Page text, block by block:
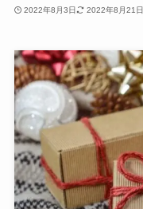
2022年8月3日 2022年8月21日